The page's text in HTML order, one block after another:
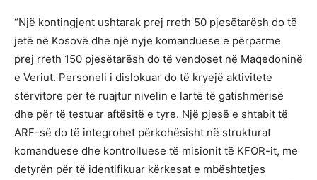
“Një kontingjent ushtarak prej rreth 50 pjesëtarësh do të
jetë në Kosovë dhe një nyje komanduese e përparme
prej rreth 150 pjesëtarësh do të vendoset në Maqedoninë
e Veriut. Personeli i dislokuar do të kryejë aktivitete
stërvitore për të ruajtur nivelin e lartë të gatishmërisë
dhe për të testuar aftësitë e tyre. Një pjesë e shtabit të
ARF-së do të integrohet përkohësisht në strukturat
komanduese dhe kontrolluese të misionit të KFOR-it, me
detyrën për të identifikuar kërkesat e mbështetjes